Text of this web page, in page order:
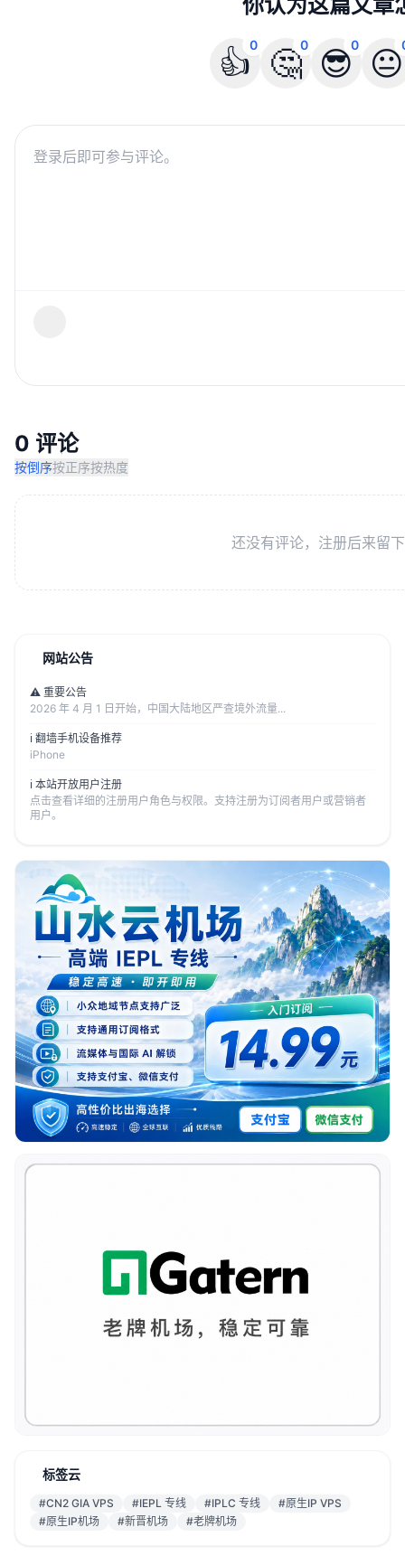
👍0 🤔0 😎0 😐
0 评论
按倒序按正序按热度
还没有评论，注册后来留
网站公告
⚠️ 重要公告
2026 年 4 月 1 日开始，中国大陆地区严查境外流量...
ℹ️ 翻墙手机设备推荐
iPhone
ℹ️ 本站开放用户注册
点击查看详细的注册用户角色与权限。支持注册为订阅者用户或营销者
用户。
标签云
#CN2 GIA VPS #IEPL 专线 #IPLC 专线
#原生IP VPS
#原生IP机场
#新晋机场 #老牌机场